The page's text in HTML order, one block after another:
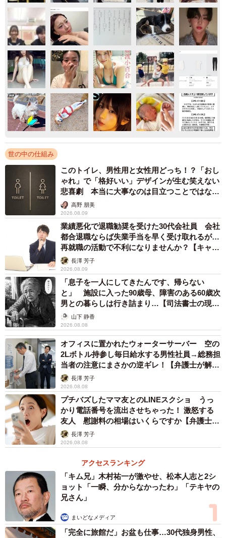
世の中の仕組み
このトイレ、男性用と女性用どっち！？「おし
ゃれ」で「格好いい」デザインが生む笑えない
悲喜劇 本当に大事なのは目立つことではな
く…高野 朋美
2026.08.09
業績悪化で退職勧奨を受けた30代会社員 会社
都合退職ならば失業手当を早く受け取れるが…
再就職の活動で不利になりませんか？【キャリ
アカウンセラーが解説】
長澤 芳子
2026.08.09
「息子を一人にしてきたんです、帰らない
と」 施設に入った90歳母、障害のある60歳次
男との暮らしは行き詰まり…【司法書士の現場
から】山下 静香
2026.08.08
オフィスに置かれたウォーターサーバー 空の
2Lボトル持参し毎日給水する男性社員→総務担
当者の注意にまさかの逆ギレ！【弁護士が解
説】長澤 芳子
2026.08.08
プチバズしたママ友とのLINEスクショ うっ
かり電話番号を流出させちゃった！ 激怒する
友人 慰謝料の相場はいくらですか【弁護士が
解説】長澤 芳子
2026.08.08
アクセスランキング
「キム兄」木村祐一が激やせ、松本人志と2シ
ョット「一瞬、分からなかったわ」「テキヤの
兄さん」
まいどなメディア
「完全に旅館だ」お盆も仕事…30代独身男性、